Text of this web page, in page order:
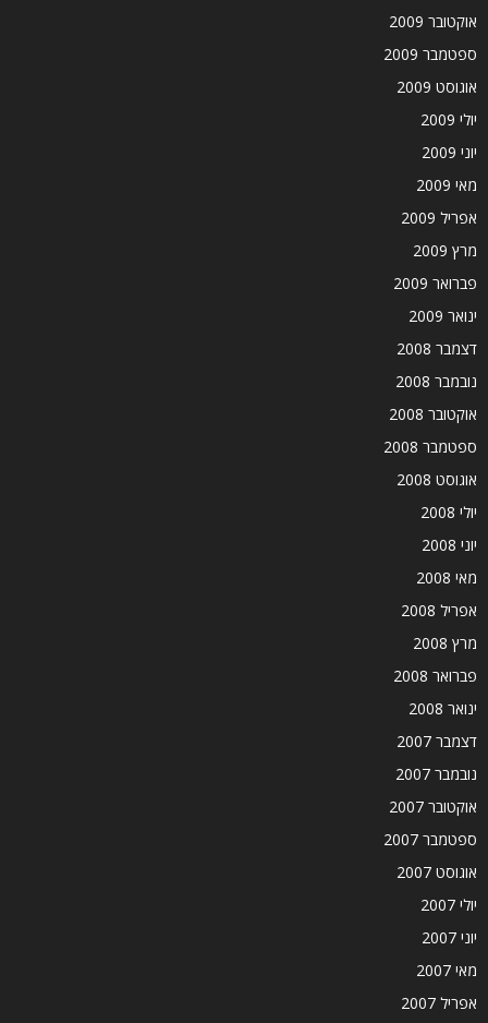
אוקטובר 2009
ספטמבר 2009
אוגוסט 2009
יולי 2009
יוני 2009
מאי 2009
אפריל 2009
מרץ 2009
פברואר 2009
ינואר 2009
דצמבר 2008
נובמבר 2008
אוקטובר 2008
ספטמבר 2008
אוגוסט 2008
יולי 2008
יוני 2008
מאי 2008
אפריל 2008
מרץ 2008
פברואר 2008
ינואר 2008
דצמבר 2007
נובמבר 2007
אוקטובר 2007
ספטמבר 2007
אוגוסט 2007
יולי 2007
יוני 2007
מאי 2007
אפריל 2007